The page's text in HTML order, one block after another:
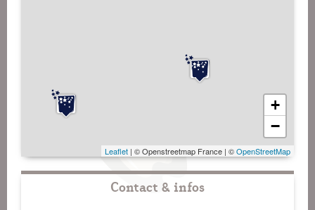
+
−
Leaflet | © Openstreetmap France | ©OpenStreetMap
Contact & infos